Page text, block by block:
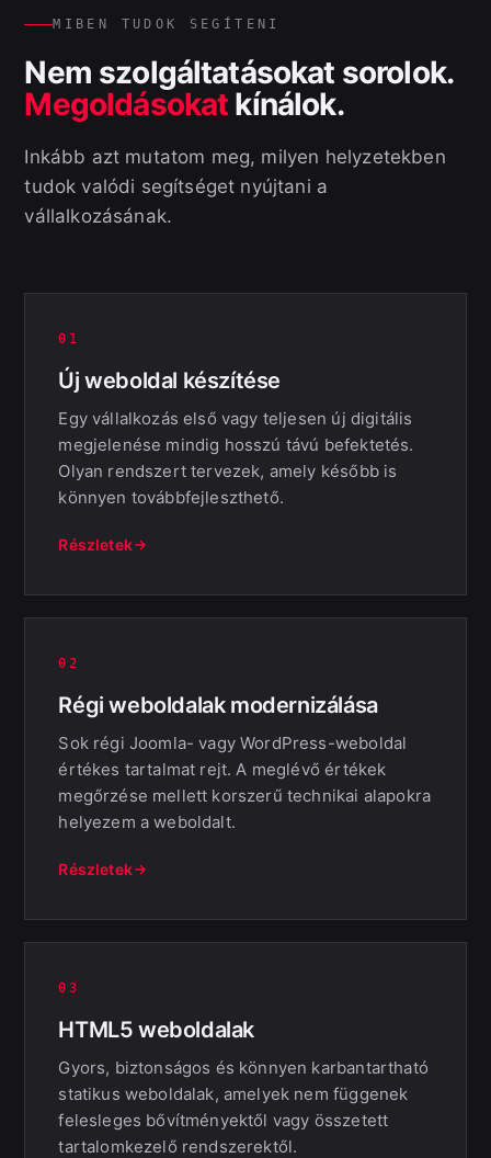
MIBEN TUDOK SEGÍTENI
Nem szolgáltatásokat sorolok.
Megoldásokat kínálok.
Inkább azt mutatom meg, milyen helyzetekben
tudok valódi segítséget nyújtani a
vállalkozásának.
01
Új weboldal készítése
Egy vállalkozás első vagy teljesen új digitális
megjelenése mindig hosszú távú befektetés.
Olyan rendszert tervezek, amely később is
könnyen továbbfejleszthető.
Részletek
02
Régi weboldalak modernizálása
Sok régi Joomla- vagy WordPress-weboldal
értékes tartalmat rejt. A meglévő értékek
megőrzése mellett korszerű technikai alapokra
helyezem a weboldalt.
Részletek
03
HTML5 weboldalak
Gyors, biztonságos és könnyen karbantartható
statikus weboldalak, amelyek nem függenek
felesleges bővítményektől vagy összetett
tartalomkezelő rendszerektől.